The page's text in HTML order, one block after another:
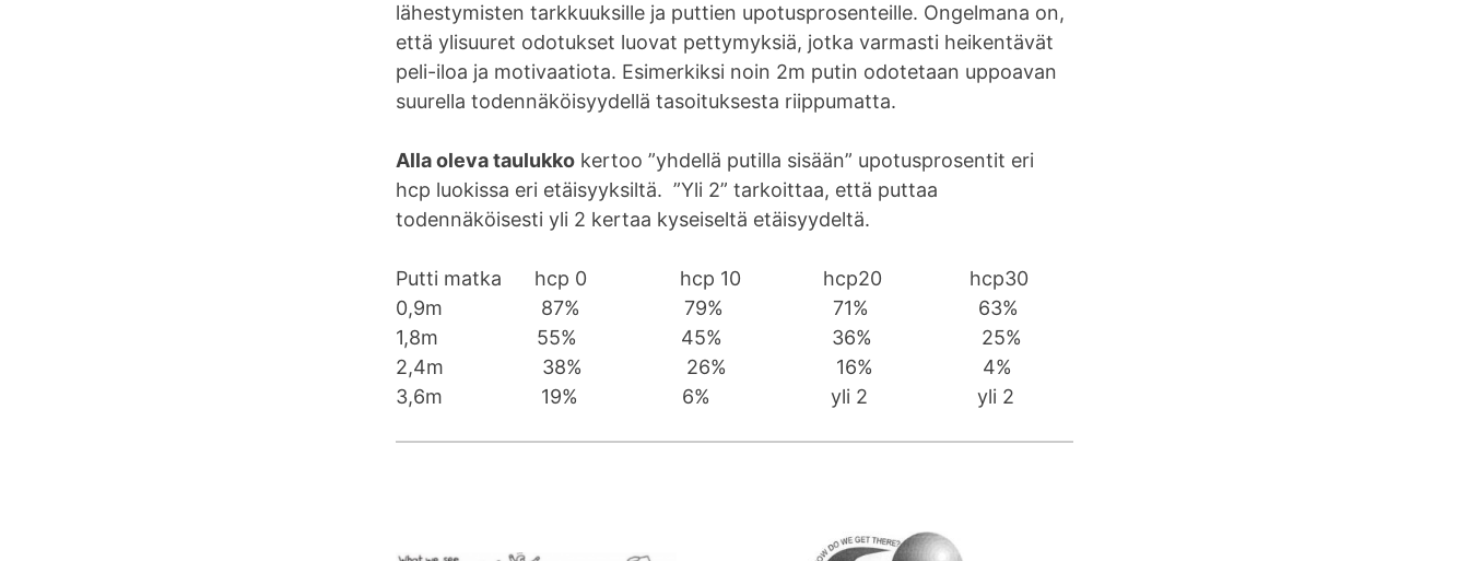
lähestymisten tarkkuuksille ja puttien upotusprosenteille. Ongelmana on,
että ylisuuret odotukset luovat pettymyksiä, jotka varmasti heikentävät
peli-iloa ja motivaatiota. Esimerkiksi noin 2m putin odotetaan uppoavan
suurella todennäköisyydellä tasoituksesta riippumatta.
Alla oleva taulukko kertoo ”yhdellä putilla sisään” upotusprosentit eri
hcp luokissa eri etäisyyksiltä. ”Yli 2” tarkoittaa, että puttaa
todennäköisesti yli 2 kertaa kyseiseltä etäisyydeltä.
Putti matka hcp 0 hcp 10 hcp20 hcp30
0,9m 87% 79% 71% 63%
1,8m 55% 45% 36% 25%
2,4m 38% 26% 16% 4%
3,6m 19% 6% yli 2 yli 2